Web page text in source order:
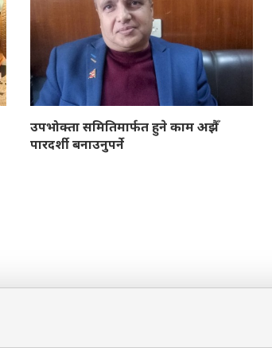
उपभोक्ता समितिमार्फत हुने काम अझैँ
पारदर्शी बनाउनुपर्ने